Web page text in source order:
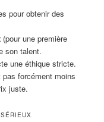
pour obtenir des
(pour une première
son talent.
une éthique stricte.
pas forcément moins
juste.